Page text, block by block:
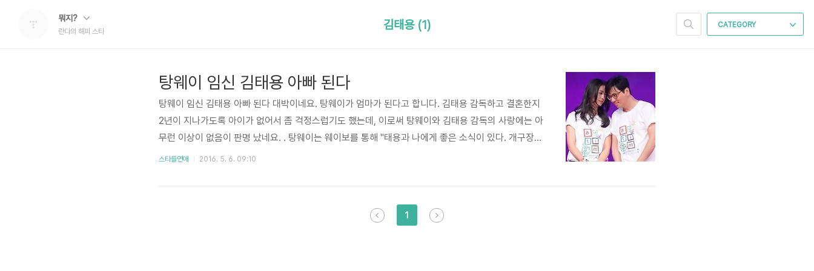
뭐지?
란다의 해피 스타
CATEGORY
김태용 (1)
탕웨이 임신 김태용 아빠 된다
탕웨이 임신 김태용 아빠 된다 대박이네요. 탕웨이가 엄마가 된다고 합니다. 김태용 감독하고 결혼한지
2년이 지나가도록 아이가 없어서 좀 걱정스럽기도 했는데, 이로써 탕웨이와 김태용 감독의 사랑에는 아
무런 이상이 없음이 판명 났네요. . 탕웨이는 웨이보를 통해 "태용과 나에게 좋은 소식이 있다. 개구장이
원숭이(아기)를 기다리고 있다."는 글을 남겼는데. 바로 이 말이 원숭이띠 아이가 태어남을 말한 것이라
면 좋겠네요. . 한편 탕웨이 임신 소식이 전해지자 축하가 쇄도했다고 하네요. 탕웨이 소속사 또한..
스타들연애 2016. 5. 6. 09:10
1